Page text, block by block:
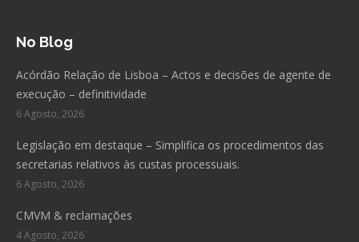
No Blog
Acórdão Relação de Lisboa – Actos e decisões de agente de
execução – definitividade
6 Agosto, 2026
Legislação em destaque – Simplifica os procedimentos das
secretarias relativos às custas processuais.
6 Agosto, 2026
CMVM & reclamações
4 Agosto, 2026